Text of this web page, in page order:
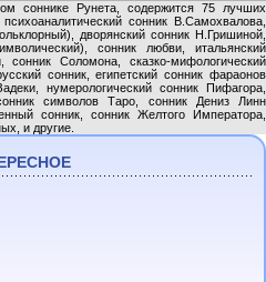
соннике Рунета, содержится 75 лучших
сонник В.Самохвалова,
дворянский сонник Н.Гришиной,
сонник любви, итальянский
сонник Соломона, сказко-мифологический
сонник, египетский сонник фараонов
нумерологический сонник Пифагора,
символов Таро, сонник Дениз Линн
сонник, сонник Желтого Императора,
и другие.